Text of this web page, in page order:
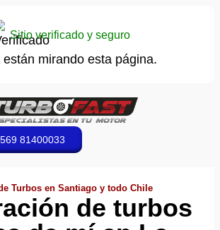
Sitio verificado y seguro
están mirando esta página.
81400033
Turbos en Santiago y todo Chile
de turbos
un WhatsApp